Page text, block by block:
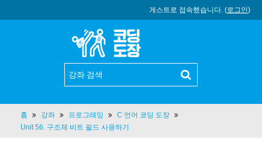
게스트로 접속했습니다. (로그인)
홈 강좌 프로그래밍
C 언어 코딩 도장
Unit 56. 구조체 비트 필드 사용하기